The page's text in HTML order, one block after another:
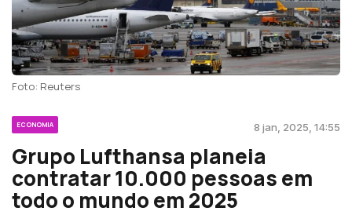
Foto: Reuters
ECONOMIA 8 jan, 2025, 14:55
Grupo Lufthansa planeia
contratar 10.000 pessoas em
todo o mundo em 2025